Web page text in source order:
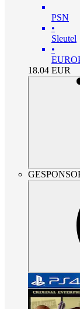
PSN
•
Sleutel
•
18.04 EUR